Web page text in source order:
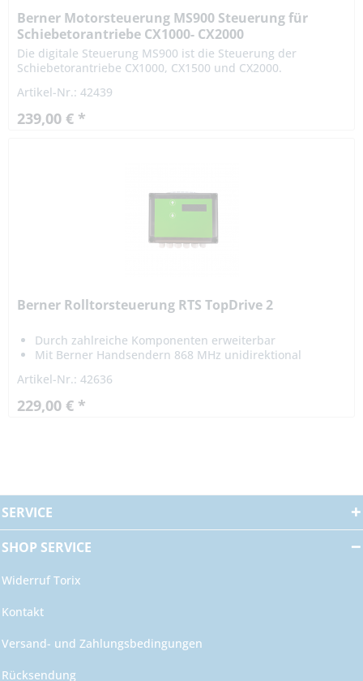
Berner Motorsteuerung MS900 Steuerung für
Schiebetorantriebe CX1000- CX2000
Die digitale Steuerung MS900 ist die Steuerung der
Schiebetorantriebe CX1000, CX1500 und CX2000.
Artikel-Nr.: 42439
239,00 € *
Berner Rolltorsteuerung RTS TopDrive 2
Durch zahlreiche Komponenten erweiterbar
Mit Berner Handsendern 868 MHz unidirektional
Artikel-Nr.: 42636
229,00 € *
SERVICE
SHOP SERVICE
Widerruf Torix
Kontakt
Versand- und Zahlungsbedingungen
Rücksendung